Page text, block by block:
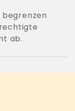
ab.